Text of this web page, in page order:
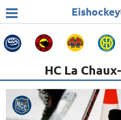
Eishockey
HC La